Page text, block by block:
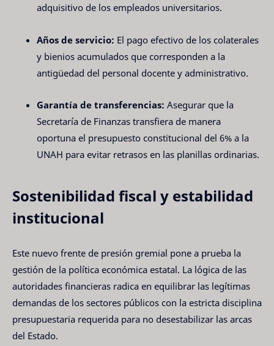
adquisitivo de los empleados universitarios.
Años de servicio: El pago efectivo de los colaterales
y bienios acumulados que corresponden a la
antigüedad del personal docente y administrativo.
Garantía de transferencias: Asegurar que la
Secretaría de Finanzas transfiera de manera
oportuna el presupuesto constitucional del 6% a la
UNAH para evitar retrasos en las planillas ordinarias.
Sostenibilidad fiscal y estabilidad
institucional
Este nuevo frente de presión gremial pone a prueba la
gestión de la política económica estatal. La lógica de las
autoridades financieras radica en equilibrar las legítimas
demandas de los sectores públicos con la estricta disciplina
presupuestaria requerida para no desestabilizar las arcas
del Estado.